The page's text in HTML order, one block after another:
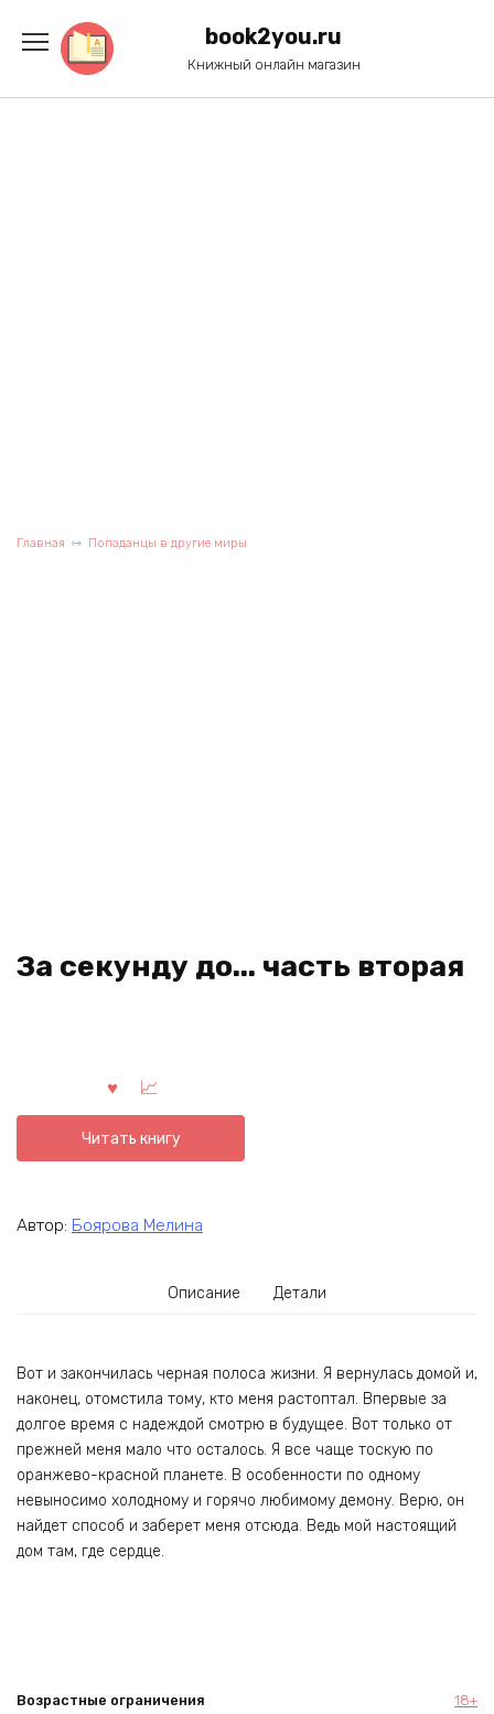
содержанию
book2you.ru
Книжный онлайн магазин
Главная Попаданцы в другие миры
За секунду до... часть вторая
Читать книгу
Автор: Боярова Мелина
Описание Детали
Вот и закончилась черная полоса жизни. Я вернулась домой и,
наконец, отомстила тому, кто меня растоптал. Впервые за
долгое время с надеждой смотрю в будущее. Вот только от
прежней меня мало что осталось. Я все чаще тоскую по
оранжево-красной планете. В особенности по одному
невыносимо холодному и горячо любимому демону. Верю, он
найдет способ и заберет меня отсюда. Ведь мой настоящий
дом там, где сердце.
Возрастные ограничения 18+